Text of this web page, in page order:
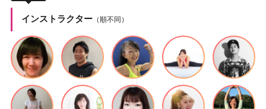
インストラクター （順不同）